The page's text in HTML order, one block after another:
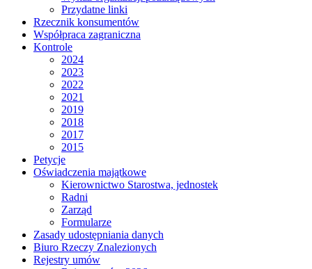
Przydatne linki
Rzecznik konsumentów
Współpraca zagraniczna
Kontrole
2024
2023
2022
2021
2019
2018
2017
2015
Petycje
Oświadczenia majątkowe
Kierownictwo Starostwa, jednostek
Radni
Zarząd
Formularze
Zasady udostępniania danych
Biuro Rzeczy Znalezionych
Rejestry umów